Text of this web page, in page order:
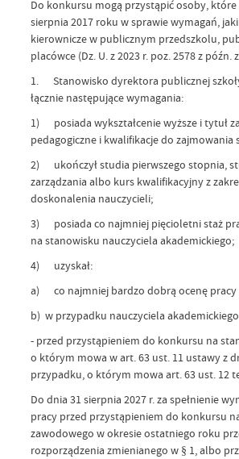
Do konkursu mogą przystąpić osoby,
sierpnia 2017 roku w sprawie wymagań,
kierownicze w publicznym przedszkolu,
placówce (Dz. U. z 2023 r. poz. 2578 z późn.
1. Stanowisko dyrektora publicznej
łącznie następujące wymagania:
1) posiada wykształcenie wyższe i tytuł
pedagogiczne i kwalifikacje do
2) ukończył studia pierwszego stopnia,
zarządzania albo kurs kwalifikacyjny z
doskonalenia nauczycieli;
3) posiada co najmniej pięcioletni staż
na stanowisku nauczyciela akademickiego;
4) uzyskał:
a) co najmniej bardzo dobrą ocenę
b) w przypadku nauczyciela
- przed przystąpieniem do konkursu na
o którym mowa w art. 63 ust. 11 ustawy z
przypadku, o którym mowa art. 63 ust. 12
Do dnia 31 sierpnia 2027 r. za spełnienie
pracy przed przystąpieniem do konkursu
zawodowego w okresie ostatniego roku
rozporządzenia zmienianego w § 1, albo